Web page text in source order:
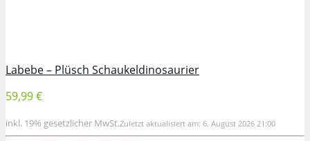
Labebe – Plüsch Schaukeldinosaurier
59,99 €
inkl. 19% gesetzlicher MwSt.Zuletzt aktualisiert am: 6. August 2026 21:00